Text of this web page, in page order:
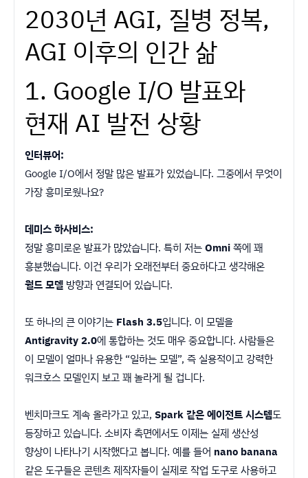
2030년 AGI, 질병 정복,
AGI 이후의 인간 삶
1. Google I/O 발표와
현재 AI 발전 상황
인터뷰어:
Google I/O에서 정말 많은 발표가 있었습니다. 그중에서 무엇이
가장 흥미로웠나요?
데미스 하사비스:
정말 흥미로운 발표가 많았습니다. 특히 저는Omni쪽에 꽤
흥분했습니다. 이건 우리가 오래전부터 중요하다고 생각해온
월드 모델 방향과 연결되어 있습니다.
또 하나의 큰 이야기는 Flash 3.5입니다. 이 모델을
Antigravity 2.0에 통합하는 것도 매우 중요합니다. 사람들은
이 모델이 얼마나 유용한 “일하는 모델”, 즉 실용적이고 강력한
워크호스 모델인지 보고 꽤 놀라게 될 겁니다.
벤치마크도 계속 올라가고 있고, Spark 같은 에이전트 시스템도
등장하고 있습니다. 소비자 측면에서도 이제는 실제 생산성
향상이 나타나기 시작했다고 봅니다. 예를 들어 nano banana
같은 도구들은 콘텐츠 제작자들이 실제로 작업 도구로 사용하고